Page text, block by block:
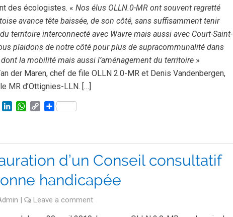
des écologistes. « Nos élus OLLN.0-MR ont souvent regretté
avance tête baissée, de son côté, sans suffisamment tenir
territoire interconnecté avec Wavre mais aussi avec Court-Saint-
plaidons de notre côté pour plus de supracommunalité dans
la mobilité mais aussi l’aménagement du territoire »
der Maren, chef de file OLLN 2.0-MR et Denis Vandenbergen,
MR d’Ottignies-LLN. […]
TumblrLinkedInWhatsApp
CopyPartager
d’un Conseil consultatif
handicapée
| Leave a comment